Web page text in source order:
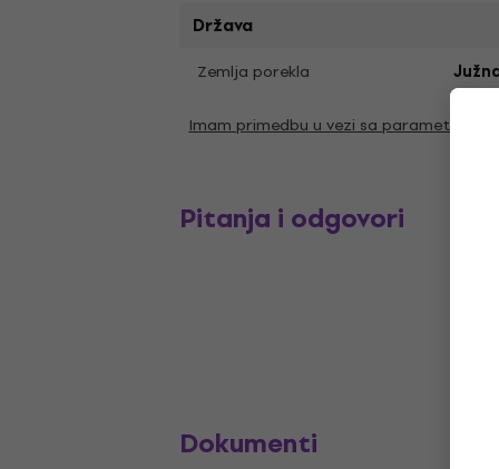
Država
Zemlja porekla
Imam primedbu u vezi sa parametrima
Pitanja i odgovori
Dokumenti